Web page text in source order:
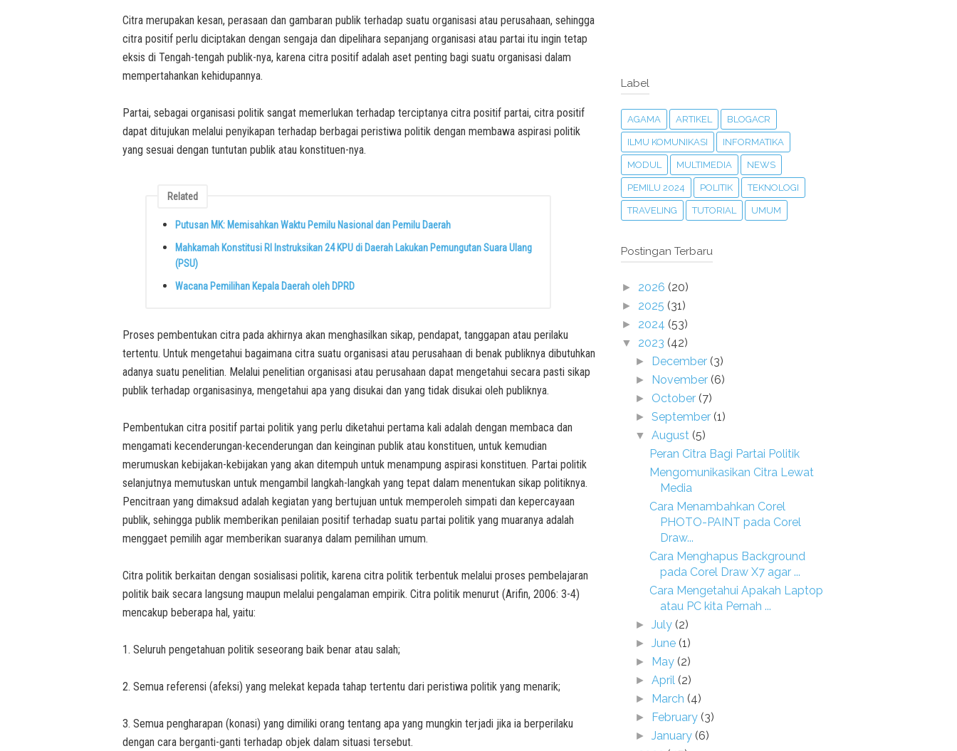
Citra merupakan kesan, perasaan dan gambaran publik terhadap suatu organisasi atau perusahaan, sehingga
citra positif perlu diciptakan dengan sengaja dan dipelihara sepanjang organisasi atau partai itu ingin tetap
eksis di Tengah-tengah publik-nya, karena citra positif adalah aset penting bagi suatu organisasi dalam
mempertahankan kehidupannya.
Partai, sebagai organisasi politik sangat memerlukan terhadap terciptanya citra positif partai, citra positif
dapat ditujukan melalui penyikapan terhadap berbagai peristiwa politik dengan membawa aspirasi politik
yang sesuai dengan tuntutan publik atau konstituen-nya.
Related
Putusan MK: Memisahkan Waktu Pemilu Nasional dan Pemilu Daerah
Mahkamah Konstitusi RI Instruksikan 24 KPU di Daerah Lakukan Pemungutan Suara Ulang
(PSU)
Wacana Pemilihan Kepala Daerah oleh DPRD
Proses pembentukan citra pada akhirnya akan menghasilkan sikap, pendapat, tanggapan atau perilaku
tertentu. Untuk mengetahui bagaimana citra suatu organisasi atau perusahaan di benak publiknya dibutuhkan
adanya suatu penelitian. Melalui penelitian organisasi atau perusahaan dapat mengetahui secara pasti sikap
publik terhadap organisasinya, mengetahui apa yang disukai dan yang tidak disukai oleh publiknya.
Pembentukan citra positif partai politik yang perlu diketahui pertama kali adalah dengan membaca dan
mengamati kecenderungan-kecenderungan dan keinginan publik atau konstituen, untuk kemudian
merumuskan kebijakan-kebijakan yang akan ditempuh untuk menampung aspirasi konstituen. Partai politik
selanjutnya memutuskan untuk mengambil langkah-langkah yang tepat dalam menentukan sikap politiknya.
Pencitraan yang dimaksud adalah kegiatan yang bertujuan untuk memperoleh simpati dan kepercayaan
publik, sehingga publik memberikan penilaian positif terhadap suatu partai politik yang muaranya adalah
menggaet pemilih agar memberikan suaranya dalam pemilihan umum.
Citra politik berkaitan dengan sosialisasi politik, karena citra politik terbentuk melalui proses pembelajaran
politik baik secara langsung maupun melalui pengalaman empirik. Citra politik menurut (Arifin, 2006: 3-4)
mencakup beberapa hal, yaitu:
1. Seluruh pengetahuan politik seseorang baik benar atau salah;
2. Semua referensi (afeksi) yang melekat kepada tahap tertentu dari peristiwa politik yang menarik;
3. Semua pengharapan (konasi) yang dimiliki orang tentang apa yang mungkin terjadi jika ia berperilaku
dengan cara berganti-ganti terhadap objek dalam situasi tersebut.
Label
AGAMA ARTIKEL BLOGACR
ILMU KOMUNIKASI INFORMATIKA
MODUL MULTIMEDIA NEWS
PEMILU 2024 POLITIK TEKNOLOGI
TRAVELING TUTORIAL UMUM
Postingan Terbaru
► 2026 (20)
► 2025 (31)
► 2024 (53)
▼ 2023 (42)
► December (3)
► November (6)
► October (7)
►September (1)
▼August (5)
Peran Citra Bagi Partai Politik
Mengomunikasikan Citra Lewat
Media
Cara Menambahkan Corel
PHOTO-PAINT pada Corel
Draw...
Cara Menghapus Background
pada Corel Draw X7 agar ...
Cara Mengetahui Apakah Laptop
atau PC kita Pernah ...
►July (2)
►June (1)
► May (2)
►April (2)
► March (4)
► February (3)
►January (6)